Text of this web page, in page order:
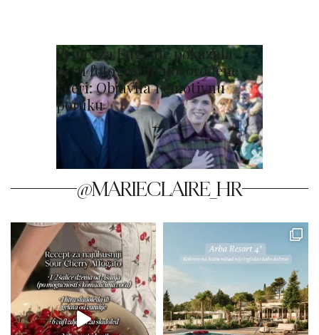
Princeza Eugenie pokazala
prvu fotografiju novorođene
kćeri: Objavila i emotivnu
poruku
@MARIECLAIRE_HR